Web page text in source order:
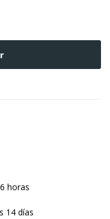
horas
14 días